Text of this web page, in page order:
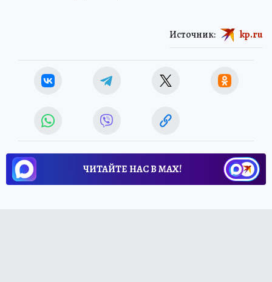
Источник: kp.ru
ЧИТАЙТЕ НАС В МАХ!